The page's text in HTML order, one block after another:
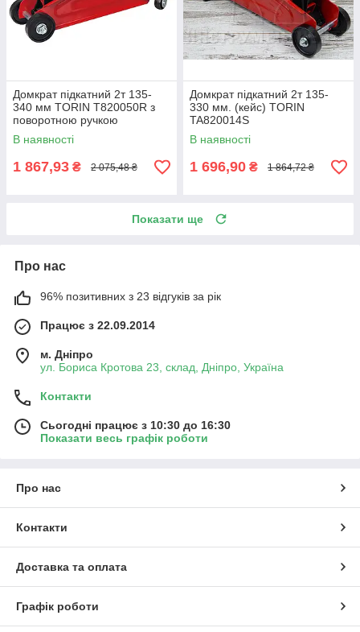
Домкрат підкатний 2т 135-
340 мм TORIN T820050R з
поворотною ручкою
В наявності
1 867,93 ₴ 2 075,48 ₴
Домкрат підкатний 2т 135-
330 мм. (кейс) TORIN
TA820014S
В наявності
1 696,90 ₴ 1 864,72 ₴
Показати ще
Про нас
96% позитивних з 23 відгуків за рік
Працює з 22.09.2014
м. Дніпро
ул. Бориса Кротова 23, склад, Дніпро, Україна
Контакти
Сьогодні працює з 10:30 до 16:30
Показати весь графік роботи
Про нас
Контакти
Доставка та оплата
Графік роботи